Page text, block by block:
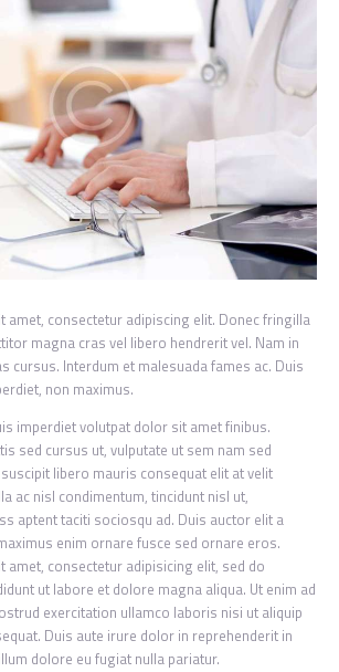
amet, consectetur adipiscing elit. Donec fringilla
magna cras vel libero hendrerit vel. Nam in
cursus. Interdum et malesuada fames ac. Duis
non maximus.
imperdiet volutpat dolor sit amet finibus.
sed cursus ut, vulputate ut sem nam sed
libero mauris consequat elit at velit
ac nisl condimentum, tincidunt nisl ut,
aptent taciti sociosqu ad. Duis auctor elit a
enim ornare fusce sed ornare eros.
amet, consectetur adipisicing elit, sed do
ut labore et dolore magna aliqua. Ut enim ad
exercitation ullamco laboris nisi ut aliquip
Duis aute irure dolor in reprehenderit in
dolore eu fugiat nulla pariatur.